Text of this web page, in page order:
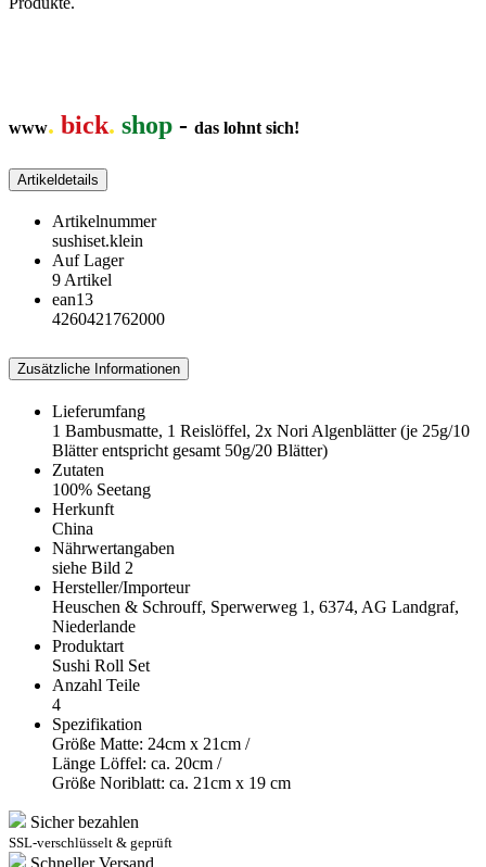
www. bick. shop - das lohnt sich!
Artikeldetails
Artikelnummer
sushiset.klein
Auf Lager
9 Artikel
ean13
4260421762000
Zusätzliche Informationen
Lieferumfang
1 Bambusmatte, 1 Reislöffel, 2x Nori Algenblätter (je 25g/10
Blätter entspricht gesamt 50g/20 Blätter)
Zutaten
100% Seetang
Herkunft
China
Nährwertangaben
siehe Bild 2
Hersteller/Importeur
Heuschen & Schrouff, Sperwerweg 1, 6374, AG Landgraf,
Niederlande
Produktart
Sushi Roll Set
Anzahl Teile
4
Spezifikation
Größe Matte: 24cm x 21cm /
Länge Löffel: ca. 20cm /
Größe Noriblatt: ca. 21cm x 19 cm
Sicher bezahlen
SSL-verschlüsselt & geprüft